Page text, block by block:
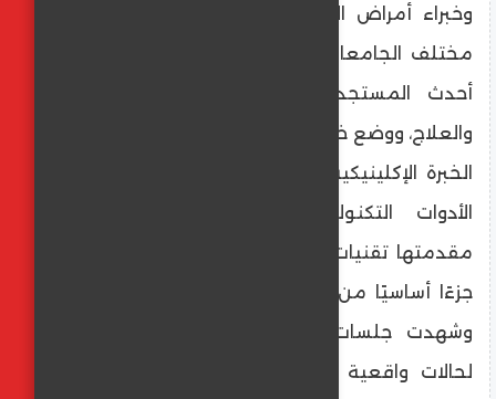
وخبراء أمراض الجهاز الهضمي والمناظير من
مختلف الجامعات والمراكز المتخصصة، لبحث
أحدث المستجدات العلمية في التشخيص
والعلاج، ووضع خطوط علاج محلية تعتمد على
الخبرة الإكلينيكية، إضافة إلى استعراض أحدث
الأدوات التكنولوجية في المناظير، وفي
مقدمتها تقنيات الذكاء الاصطناعي التي باتت
جزءًا أساسيًا من منظومة التشخيص الحديثة.
وشهدت جلسات المؤتمر مناقشة موسعة
لحالات واقعية تواجه الأطباء داخل العيادات